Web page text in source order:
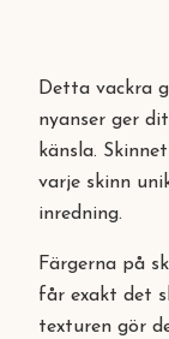
Detta vackra
nyanser ger
känsla.
varje skinn
inredning.
Färgerna på
får exakt det
texturen gör